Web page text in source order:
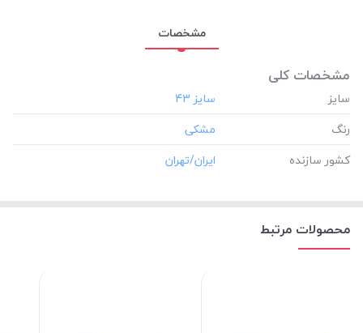
مشخصات
مشخصات کلی
سایز
رنگ
کشور سازنده
محصولات مرتبط